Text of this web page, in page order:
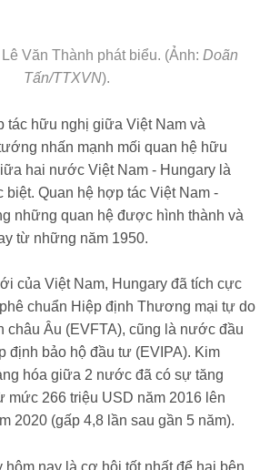
Văn Thành phát biểu. (Ảnh: Doãn
Tấn/TTXVN).
tác hữu nghị giữa Việt Nam và
nhấn mạnh mối quan hệ hữu
hai nước Việt Nam - Hungary là
biệt. Quan hệ hợp tác Việt Nam -
những quan hệ được hình thành và
từ những năm 1950.
của Việt Nam, Hungary đã tích cực
chuẩn Hiệp định Thương mại tự do
châu Âu (EVFTA), cũng là nước đầu
định bảo hộ đầu tư (EVIPA). Kim
hóa giữa 2 nước đã có sự tăng
266 triệu USD năm 2016 lên
2020 (gấp 4,8 lần sau gần 5 năm).
hôm nay là cơ hội tốt nhất để hai bên